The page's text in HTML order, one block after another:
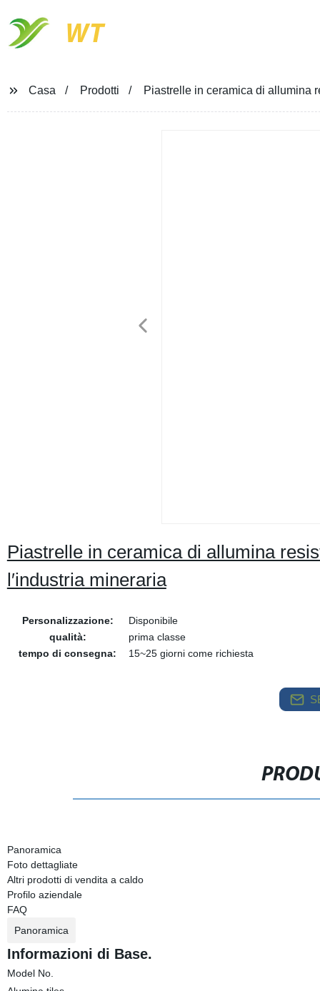
WT
Casa Prodotti Piastrelle in ceramica di allumina
Piastrelle in ceramica di allumina
l′industria mineraria
Personalizzazione:
Disponibile
qualità:
prima classe
tempo di consegna:
15~25 giorni come richiesta
Panoramica
Foto dettagliate
Altri prodotti di vendita a caldo
Profilo aziendale
FAQ
Panoramica
Informazioni di Base.
Model No.